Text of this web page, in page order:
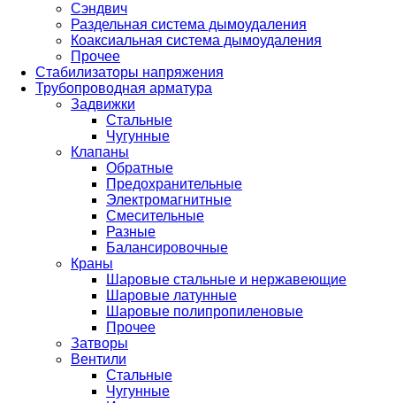
Сэндвич
Раздельная система дымоудаления
Коаксиальная система дымоудаления
Прочее
Стабилизаторы напряжения
Трубопроводная арматура
Задвижки
Стальные
Чугунные
Клапаны
Обратные
Предохранительные
Электромагнитные
Смесительные
Разные
Балансировочные
Краны
Шаровые стальные и нержавеющие
Шаровые латунные
Шаровые полипропиленовые
Прочее
Затворы
Вентили
Стальные
Чугунные